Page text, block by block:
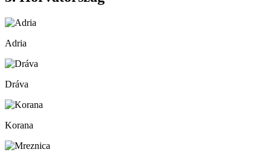
Adria
Dráva
Korana